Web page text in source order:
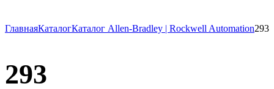
ГлавнаяКаталогКаталог Allen-Bradley | Rockwell Automation293
293